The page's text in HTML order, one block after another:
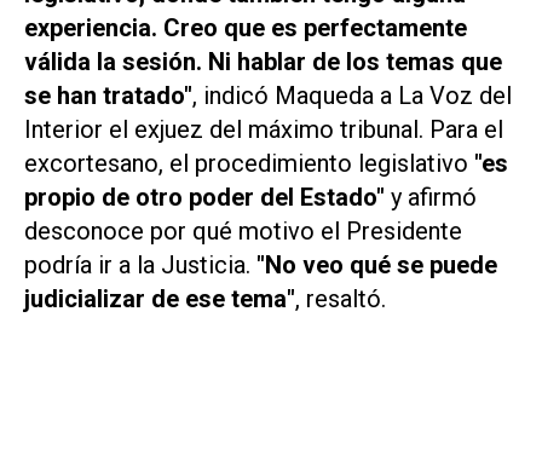
experiencia. Creo que es perfectamente
válida la sesión. Ni hablar de los temas que
se han tratado", indicó Maqueda a La Voz del
Interior el exjuez del máximo tribunal. Para el
excortesano, el procedimiento legislativo "es
propio de otro poder del Estado" y afirmó
desconoce por qué motivo el Presidente
podría ir a la Justicia. "No veo qué se puede
judicializar de ese tema", resaltó.